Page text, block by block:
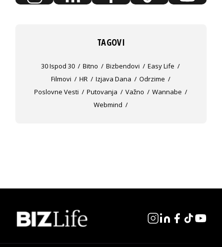
TAGOVI
30 Ispod 30 Bitno Bizbendovi
Easy Life
Filmovi
HR Izjava Dana
Odrzime
Poslovne Vesti
Putovanja Važno
Wannabe
Webmind